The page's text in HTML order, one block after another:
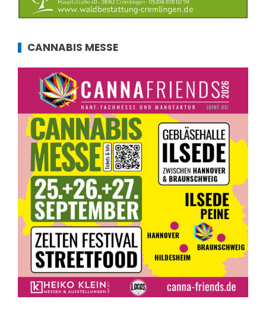
CANNABIS MESSE